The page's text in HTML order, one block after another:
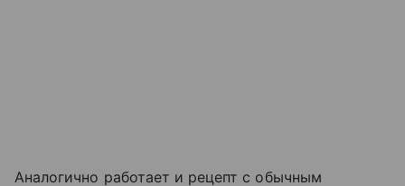
Аналогично работает и рецепт с обычным